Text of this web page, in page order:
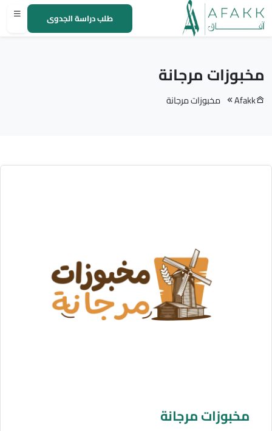
طلب دراسة الجدوى
مخبوزات مرجانة
Afakk مخبوزات مرجانة
مخبوزات مرجانة